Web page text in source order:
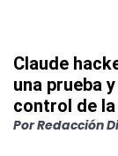
Claude
una prueba
control de la
PorRedacción